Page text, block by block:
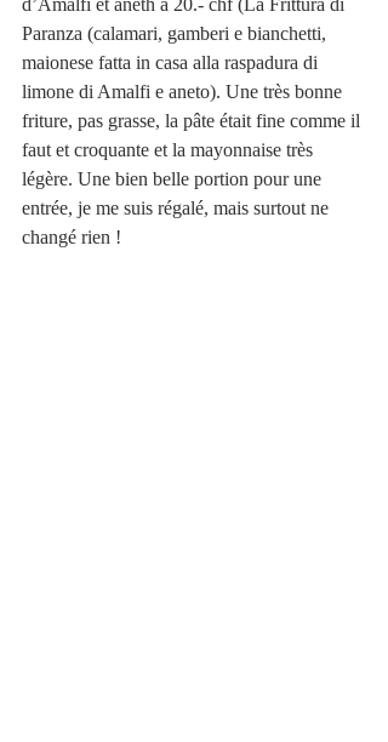
d’Amalfi et aneth à 20.- chf (La Frittura di
Paranza (calamari, gamberi e bianchetti,
maionese fatta in casa alla raspadura di
limone di Amalfi e aneto). Une très bonne
friture, pas grasse, la pâte était fine comme il
faut et croquante et la mayonnaise très
légère. Une bien belle portion pour une
entrée, je me suis régalé, mais surtout ne
changé rien !